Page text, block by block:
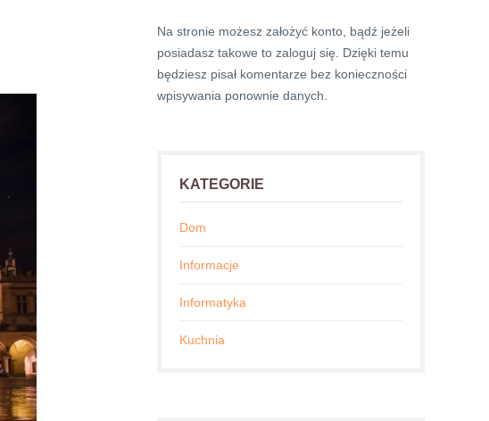
Na stronie możesz założyć konto, bądź jeżeli
posiadasz takowe to zaloguj się. Dzięki temu
będziesz pisał komentarze bez konieczności
wpisywania ponownie danych.
KATEGORIE
Dom
Informacje
Informatyka
Kuchnia